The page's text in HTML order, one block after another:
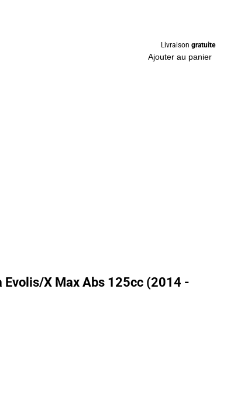
Livraison gratuite
Ajouter au panier
Evolis/X Max Abs 125cc (2014 -